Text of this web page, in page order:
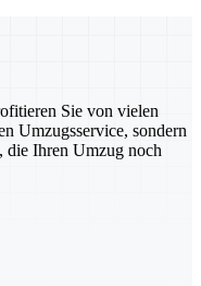
Sie von vielen
Umzugsservice, sondern
die Ihren Umzug noch